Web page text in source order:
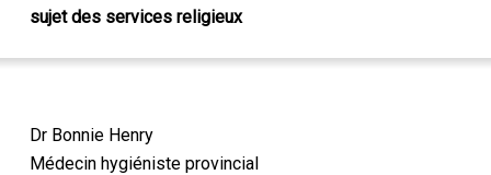
sujet des services religieux
Dr Bonnie Henry
Médecin hygiéniste provincial